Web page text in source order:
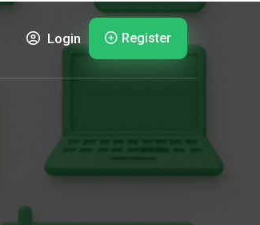
Login Register